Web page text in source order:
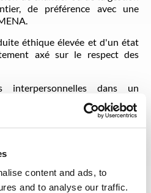
content and ads, to
and to analyse our traffic.
de préférence avec une
éthique élevée et d'un état
axé sur le respect des
interpersonnelles dans un
et multiculturel, capable de
ressources internes et externes
de construction.